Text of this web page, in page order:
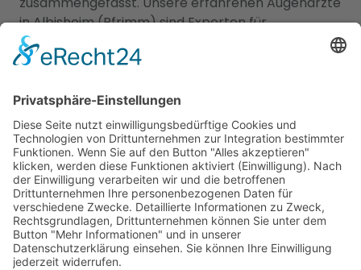
in Albisheim (Pfrimm) sind Experten für
Augengesundheit und bieten eine Vielzahl von
Leistungen an, darunter Routineuntersuchungen,
sowie die Behandlung von Augenkrankheiten. Sie
verwenden modernste Technologien, um genaue
Diagnosen zu stellen und eine optimale
Versorgung zu gewährleisten. Für die kleinen
Patienten bieten wir Ihnen zudem eine Übersicht
an qualifizierten Kinderärzten in Albisheim
(Pfrimm), die sich umfassend um das
Wohlergehen Ihrer Kinder kümmern. Von
Vorsorgeuntersuchungen und Impfungen bis hin